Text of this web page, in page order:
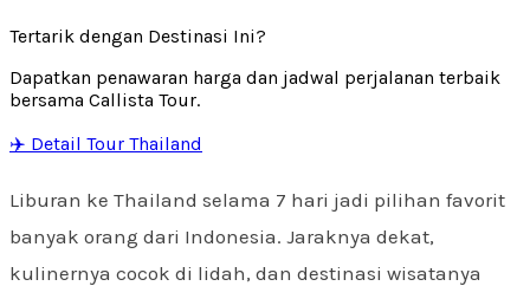
Tertarik dengan Destinasi Ini?
Dapatkan penawaran harga dan jadwal perjalanan terbaik
bersama Callista Tour.
✈️ Detail Tour Thailand
Liburan ke Thailand selama 7 hari jadi pilihan favorit
banyak orang dari Indonesia. Jaraknya dekat,
kulinernya cocok di lidah, dan destinasi wisatanya